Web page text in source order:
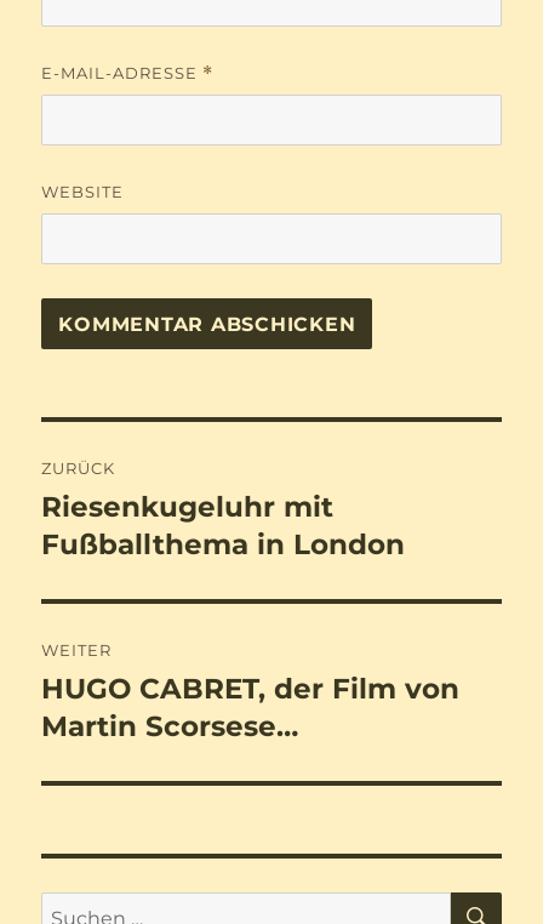
E-MAIL-ADRESSE *
WEBSITE
ZURÜCK
Vorheriger
Beitrag:
Riesenkugeluhr mit
Fußballthema in London
WEITER
Nächster
Beitrag:
HUGO CABRET, der Film von
Martin Scorsese…
Suchen